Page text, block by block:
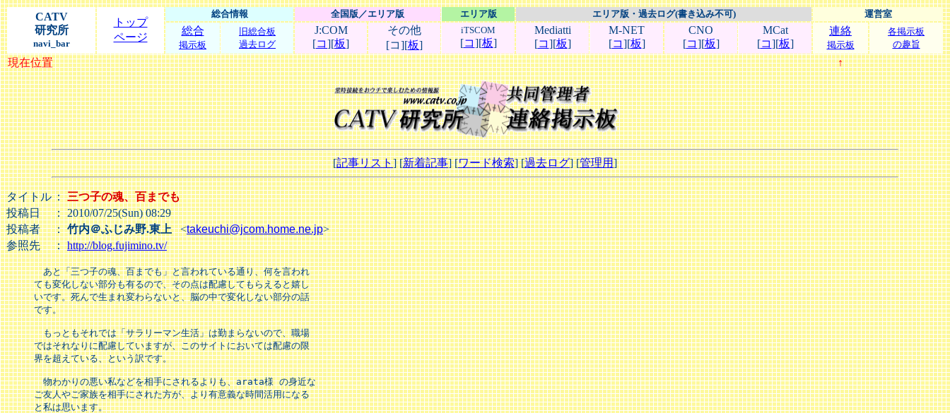
CATV
研究所
navi_bar
トップ
ページ
総合情報 全国版／エリア版 エリア版 エリア版・過去ログ(書き込み不可) 運営室
総合
掲示板
旧総合板
過去ログ
J:COM
[コ][板]
その他
[コ][板]
iTSCOM
[コ][板]
Mediatti
[コ][板]
M-NET
[コ][板]
CNO
[コ][板]
MCat
[コ][板]
連絡
掲示板
各掲示板
の趣旨
現在位置 ↑
[記事リスト] [新着記事] [ワード検索] [過去ログ] [管理用]
タイトル：三つ子の魂、百までも
投稿日
： 2010/07/25(Sun) 08:29
投稿者
：竹内＠ふじみ野.東上<takeuchi@jcom.home.ne.jp>
参照先
：http://blog.fujimino.tv/
あと「三つ子の魂、百までも」と言われている通り、何を言われ
ても変化しない部分も有るので、その点は配慮してもらえると嬉し
いです。死んで生まれ変わらないと、脳の中で変化しない部分の話
です。
もっともそれでは「サラリーマン生活」は勤まらないので、職場
ではそれなりに配慮していますが、このサイトにおいては配慮の限
界を超えている、という訳です。
物わかりの悪い私などを相手にされるよりも、arata様 の身近な
ご友人やご家族を相手にされた方が、より有意義な時間活用になる
と私は思います。